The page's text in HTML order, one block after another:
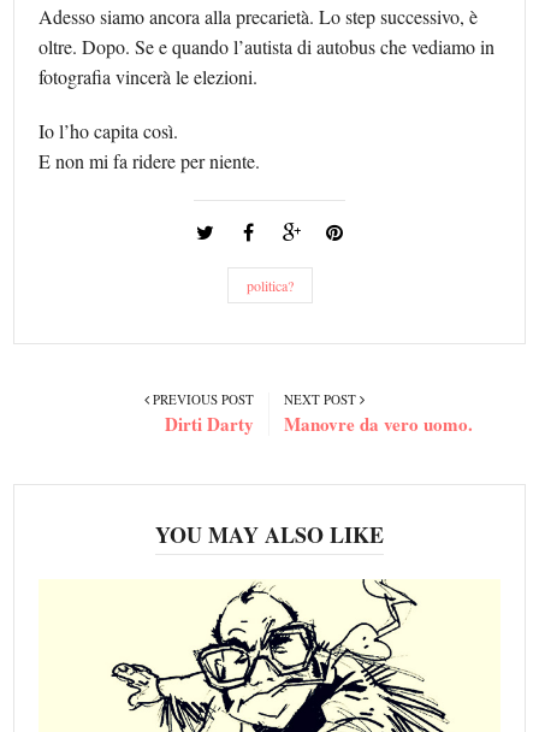
Adesso siamo ancora alla precarietà. Lo step successivo, è
oltre. Dopo. Se e quando l’autista di autobus che vediamo in
fotografia vincerà le elezioni.
Io l’ho capita così.
E non mi fa ridere per niente.
politica?
NEXT POST
Manovre da vero uomo.
PREVIOUS POST
Dirti Darty
YOU MAY ALSO LIKE